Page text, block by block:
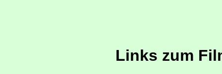
Links zum